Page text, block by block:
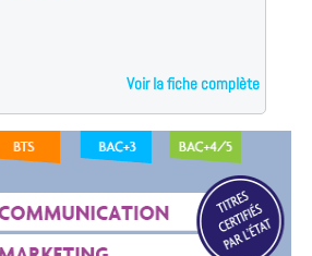
Voir la fiche complète